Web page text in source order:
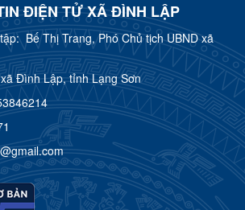
ĐIỆN TỬ XÃ ĐÌNH LẬP
Bế Thị Trang, Phó Chủ tịch UBND xã
Đình Lập, tỉnh Lạng Sơn